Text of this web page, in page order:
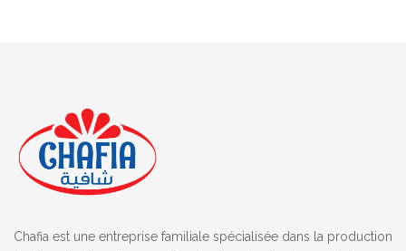
Chafia est une entreprise familiale spécialisée dans la production